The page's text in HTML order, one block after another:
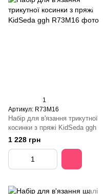
1
Артикул: R73M16
Набір для в'язання трикутної
косинки з пряжі KidSeda ggh
1 228 грн